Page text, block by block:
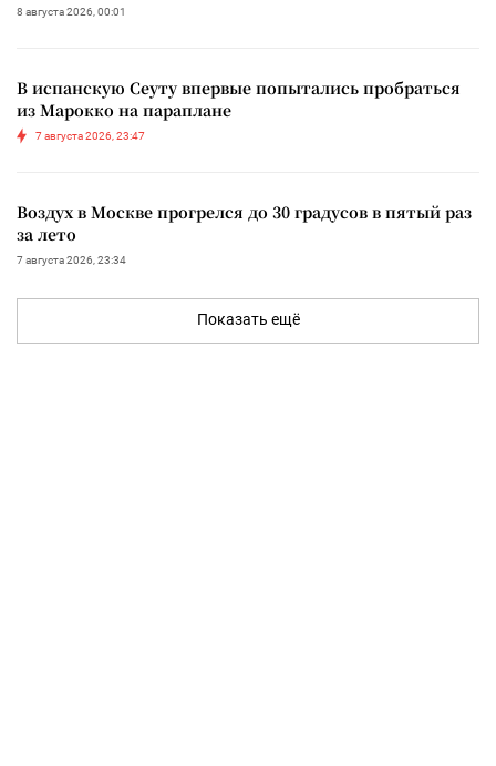
8 августа 2026, 00:01
В испанскую Сеуту впервые попытались пробраться
из Марокко на параплане
7 августа 2026, 23:47
Воздух в Москве прогрелся до 30 градусов в пятый раз
за лето
7 августа 2026, 23:34
Показать ещё